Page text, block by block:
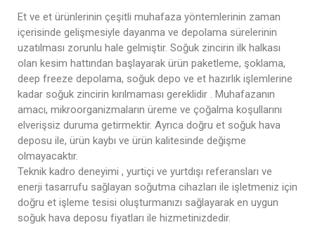
Et ve et ürünlerinin çeşitli muhafaza yöntemlerinin zaman
içerisinde gelişmesiyle dayanma ve depolama sürelerinin
uzatılması zorunlu hale gelmiştir. Soğuk zincirin ilk halkası
olan kesim hattından başlayarak ürün paketleme, şoklama,
deep freeze depolama, soğuk depo ve et hazırlık işlemlerine
kadar soğuk zincirin kırılmaması gereklidir . Muhafazanın
amacı, mikroorganizmaların üreme ve çoğalma koşullarını
elverişsiz duruma getirmektir. Ayrıca doğru et soğuk hava
deposu ile, ürün kaybı ve ürün kalitesinde değişme
olmayacaktır.
Teknik kadro deneyimi , yurtiçi ve yurtdışı referansları ve
enerji tasarrufu sağlayan soğutma cihazları ile işletmeniz için
doğru et işleme tesisi oluşturmanızı sağlayarak en uygun
soğuk hava deposu fiyatları ile hizmetinizdedir.